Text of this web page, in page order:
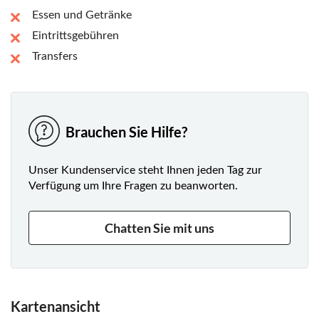
Geheimnissen, die diese landschaftlich reizvolle Fahrt zu
einer unvergesslichen Erkundung des Charmes von
Neuengland machen.
lokalen Tipps, die diese Fahrt über die Route 100 in
Essen und Getränke
Eintrittsgebühren
Transfers
Brauchen Sie Hilfe?
Unser Kundenservice steht Ihnen jeden Tag zur
Verfügung um Ihre Fragen zu beanworten.
Chatten Sie mit uns
Kartenansicht